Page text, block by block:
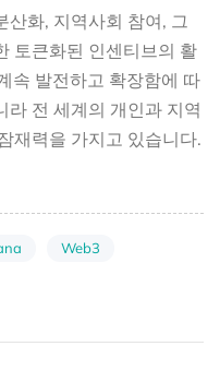
산화, 지역사회 참여, 그
토큰화된 인센티브의 활
속 발전하고 확장함에 따
라 전 세계의 개인과 지역
재력을 가지고 있습니다.
Web3